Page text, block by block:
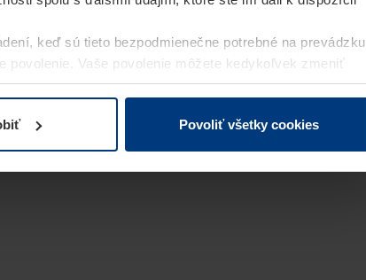
keď sú tieto bezpodmienečne potrebné na prevádzku
povolenie. Vaše povolenie môžete kedykoľvek zmeniť
osobných údajovnašej webovej stránky.
Povoliť všetky cookies